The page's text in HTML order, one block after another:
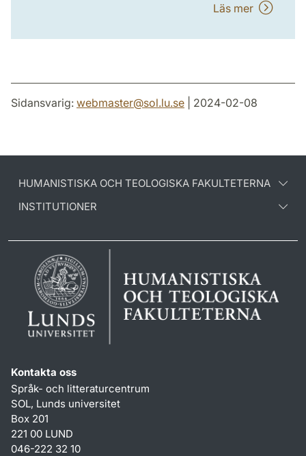
Läs mer
Sidansvarig: webmaster@sol.lu.se | 2024-02-08
HUMANISTISKA OCH TEOLOGISKA FAKULTETERNA
INSTITUTIONER
Kontakta oss
Språk- och litteraturcentrum
SOL, Lunds universitet
Box 201
221 00 LUND
046-222 32 10